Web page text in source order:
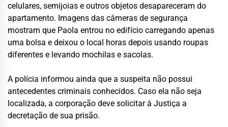
celulares, semijoias e outros objetos desapareceram do
apartamento. Imagens das câmeras de segurança
mostram que Paola entrou no edifício carregando apenas
uma bolsa e deixou o local horas depois usando roupas
diferentes e levando mochilas e sacolas.
A polícia informou ainda que a suspeita não possui
antecedentes criminais conhecidos. Caso ela não seja
localizada, a corporação deve solicitar à Justiça a
decretação de sua prisão.